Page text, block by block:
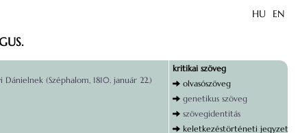
HU EN
(Széphalom, 1810. január 22.)
kritikai szöveg
olvasószöveg
genetikus szöveg
szövegidentitás
keletkezéstörténeti jegyzet